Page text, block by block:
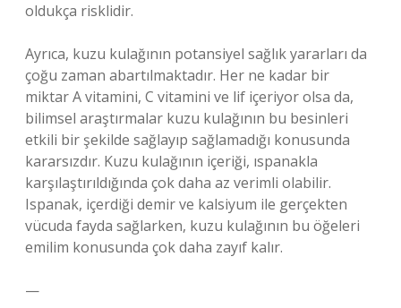
oldukça risklidir.
Ayrıca, kuzu kulağının potansiyel sağlık yararları da
çoğu zaman abartılmaktadır. Her ne kadar bir
miktar A vitamini, C vitamini ve lif içeriyor olsa da,
bilimsel araştırmalar kuzu kulağının bu besinleri
etkili bir şekilde sağlayıp sağlamadığı konusunda
kararsızdır. Kuzu kulağının içeriği, ıspanakla
karşılaştırıldığında çok daha az verimli olabilir.
Ispanak, içerdiği demir ve kalsiyum ile gerçekten
vücuda fayda sağlarken, kuzu kulağının bu öğeleri
emilim konusunda çok daha zayıf kalır.
—